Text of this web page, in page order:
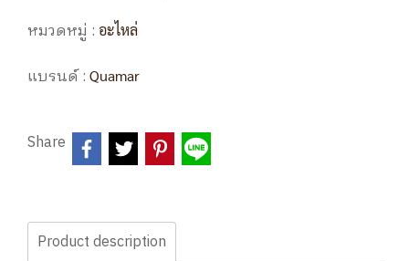
หมวดหมู่ : อะไหล่
แบรนด์ : Quamar
Share
Product description